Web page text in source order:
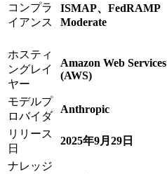
コンプラ
イアンス
ISMAP、FedRAMP
Moderate
ホスティ
ングレイ
ヤー
Amazon Web Services
(AWS)
モデルプ
ロバイダ
Anthropic
リリース
日
2025年9月29日
ナレッジ